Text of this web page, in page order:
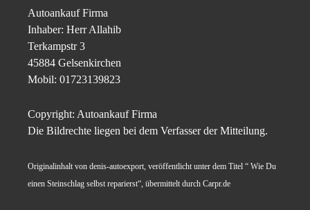
rAutoankauf Firma
Inhaber: Herr Allahib
Terkampstr 3
45884 Gelsenkirchen
Mobil: 01723139823
Copyright: Autoankauf Firma
Die Bildrechte liegen bei dem Verfasser der Mitteilung.
Originalinhalt von denis-autoexport, veröffentlicht unter dem Titel “ Wie Du
einen Steinschlag selbst reparierst“, übermittelt durch Carpr.de